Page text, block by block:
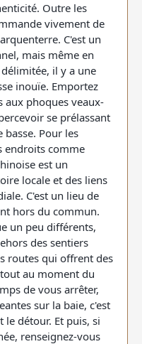
Outre les
vivement de
C'est un
mais même en
il y a une
inouïe. Emportez
aux phoques veaux-
se prélassant
basse. Pour les
endroits comme
est un
locale et des liens
C'est un lieu de
hors du commun.
un peu différents,
des sentiers
routes qui offrent des
au moment du
de vous arrêter,
sur la baie, c'est
détour. Et puis, si
renseignez-vous